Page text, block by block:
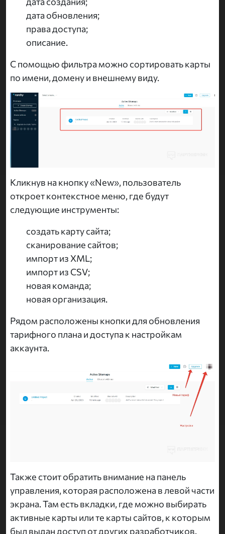
дата обновления;
права доступа;
описание.
С помощью фильтра можно сортировать карты
по имени, домену и внешнему виду.
Кликнув на кнопку «New», пользователь
откроет контекстное меню, где будут
следующие инструменты:
создать карту сайта;
сканирование сайтов;
импорт из XML;
импорт из CSV;
новая команда;
новая организация.
Рядом расположены кнопки для обновления
тарифного плана и доступа к настройкам
аккаунта.
Также стоит обратить внимание на панель
управления, которая расположена в левой части
экрана. Там есть вкладки, где можно выбирать
активные карты или те карты сайтов, к которым
был выдан доступ от других разработчиков.